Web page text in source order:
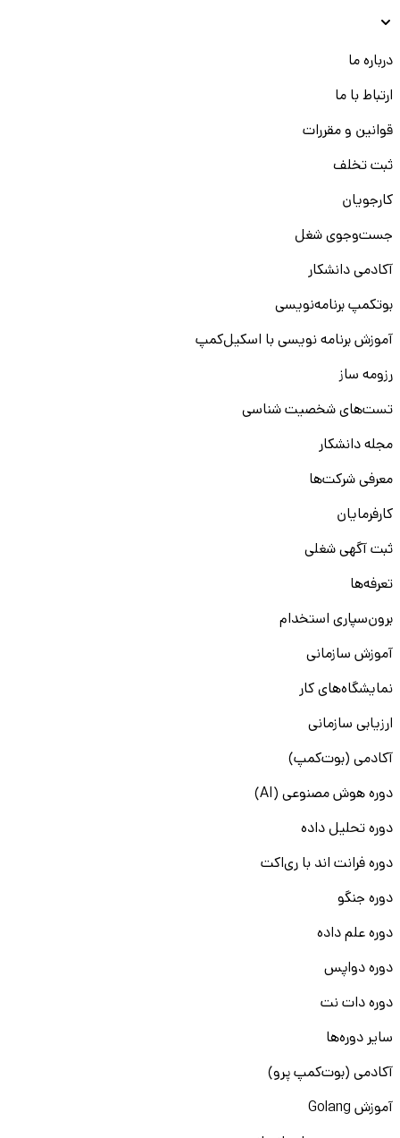
درباره ما
ارتباط با ما
قوانین و مقررات
ثبت تخلف
کارجویان
جست‌و‌جوی شغل
آکادمی دانشکار
بوتکمپ برنامه‌نویسی
آموزش برنامه نویسی با اسکیل‌کمپ
رزومه ساز
تست‌های شخصیت شناسی
مجله دانشکار
معرفی شرکت‌ها
کارفرمایان
ثبت آگهی شغلی
تعرفه‌ها
برون‌سپاری استخدام
آموزش سازمانی
نمایشگاه‌های کار
ارزیابی سازمانی
آکادمی (بوت‌کمپ)
دوره هوش مصنوعی (AI)
دوره تحلیل داده
دوره فرانت اند با ری‌اکت
دوره جنگو
دوره علم داده
دوره دواپس
دوره دات نت
سایر دوره‌ها
آکادمی (بوت‌کمپ پرو)
آموزش Golang